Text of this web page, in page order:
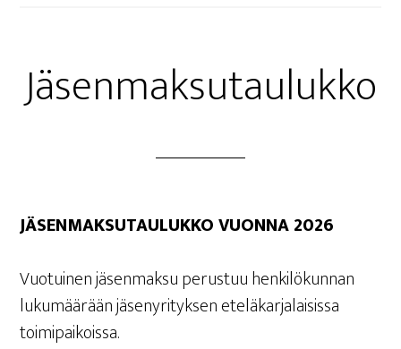
Jäsen­mak­su­tau­luk­ko
JÄSEN­MAK­SU­TAU­LUK­KO VUON­NA 2026
Vuo­tui­nen jäsen­mak­su perus­tuu hen­ki­lö­kun­nan
luku­mää­rään jäse­ny­ri­tyk­sen ete­lä­kar­ja­lai­sis­sa
toimipaikoissa.